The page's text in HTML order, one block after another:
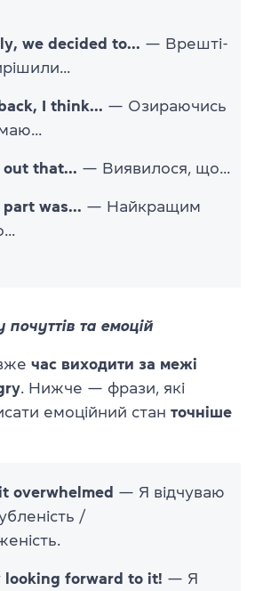
we decided to... — Врешті-
I think... — Озираючись
that... — Виявилося, що...
was... — Найкращим
та емоцій
час виходити за межі
. Нижче — фрази, які
емоційний стан точніше
overwhelmed — Я відчуваю
/
looking forward to it! — Я